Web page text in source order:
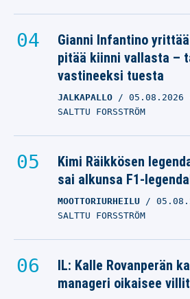
Gianni Infantino
pitää kiinni vallasta –
vastineeksi tuesta
JALKAPALLO 05.08.2026
SALTTU FORSSTRÖM
Kimi Räikkösen
sai alkunsa F1-
MOOTTORIURHEILU
SALTTU FORSSTRÖM
IL: Kalle Rovanperän
manageri oikaisee